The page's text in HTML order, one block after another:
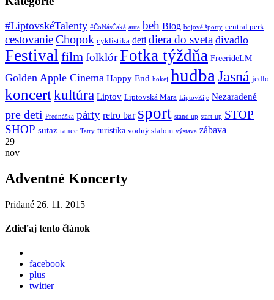
#LiptovskéTalenty #ČoNásČaká auta beh Blog bojové športy central perk
cestovanieChopok cyklistika deti diera do sveta divadlo
Festival filmfolklórFotka týždňa FreerideLM
Golden Apple Cinema Happy End hokej hudba Jasná jedlo
koncertkultúra Liptov Liptovská Mara LiptovZije Nezaradené
pre deti Prednáška párty retro bar sport stand up start-up STOP
SHOP sutaz tanec Tatry turistika vodný slalom výstava zábava
29
nov
Adventné Koncerty
Pridané 26. 11. 2015
Zdieľaj tento článok
facebook
plus
twitter